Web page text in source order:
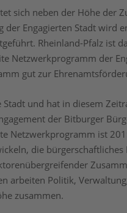
sich neben der Höhe der
Engagierten Stadt wird
Rheinland-Pfalz ist
Netzwerkprogramm der
gut zur
und hat in diesem
der Bitburger
Netzwerkprogramm ist
die bürgerschaftliches
arbeiten Politik,
zusammen.